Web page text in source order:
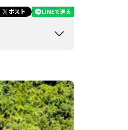
ポスト LINEで送る